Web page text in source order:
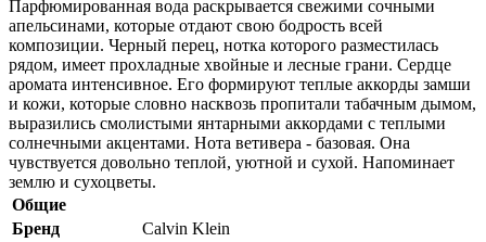
Парфюмированная вода раскрывается свежими сочными
апельсинами, которые отдают свою бодрость всей
композиции. Черный перец, нотка которого разместилась
рядом, имеет прохладные хвойные и лесные грани. Сердце
аромата интенсивное. Его формируют теплые аккорды замши
и кожи, которые словно насквозь пропитали табачным дымом,
выразились смолистыми янтарными аккордами с теплыми
солнечными акцентами. Нота ветивера - базовая. Она
чувствуется довольно теплой, уютной и сухой. Напоминает
землю и сухоцветы.
Общие
Бренд
Calvin Klein